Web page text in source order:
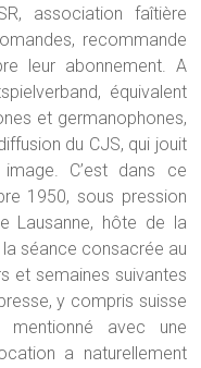
association faîtière
recommande
leur abonnement. A
équivalent
et germanophones,
du CJS, qui jouit
image. C’est dans ce
1950, sous pression
Lausanne, hôte de la
séance consacrée au
et semaines suivantes
y compris suisse
mentionné avec une
a naturellement